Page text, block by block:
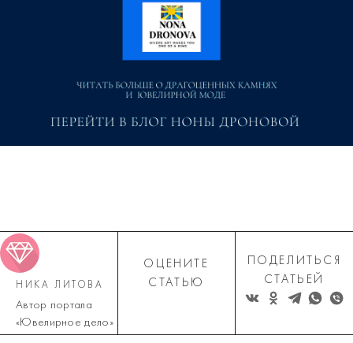
НИКА ЛИТОВА
Автор портала
«Ювелирное дело»
ОЦЕНИТЕ
СТАТЬЮ
ПОДЕЛИТЬСЯ
СТАТЬЕЙ